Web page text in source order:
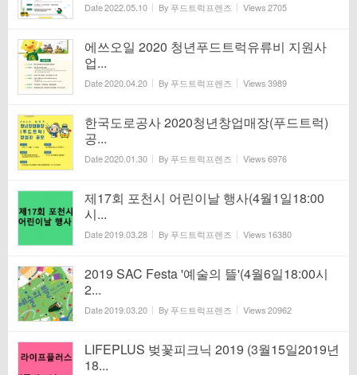
Date2022.05.10 By 푸드트럭프렌즈 Views2705
에쓰오일 2020 청년푸드트럭유류비 지원사
업...
Date2020.04.20 By 푸드트럭프렌즈 Views3989
한국도로공사 2020청년창업매장(푸드트럭)
공...
Date2020.01.30 By 푸드트럭프렌즈 Views6976
제17회 포천시 어린이날 행사(4월1일18:00
시...
Date2019.03.28 By 푸드트럭프렌즈 Views 16380
2019 SAC Festa '예술의 뜰'(4월6일18:00시
2...
Date2019.03.20 By 푸드트럭프렌즈 Views20962
LIFEPLUS 벚꽃피크닉 2019 (3월15일2019년
18...